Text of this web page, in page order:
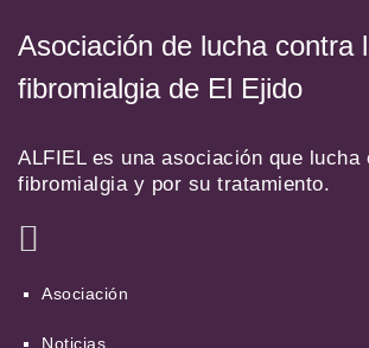
Asociación de lucha contra
fibromialgia de El Ejido
ALFIEL es una asociación que lucha
fibromialgia y por su tratamiento.
Asociación
Noticias